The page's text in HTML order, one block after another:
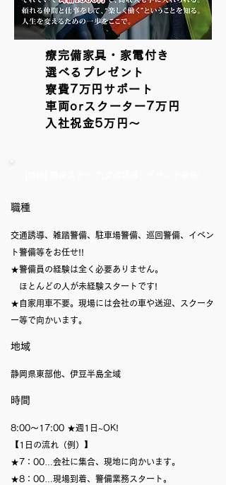
療完備家具・家電付き
選べるプレゼント
寮費7万円サポート
車両orスクーター7万円
入社祝金5万円〜
​職種
交通誘導、雑踏警備、駐車場警備、巡回警備、イベン
ト警備等をお任せ!!
★警備員の経験は全く必要ありません。
ほとんどの人が未経験スタートです!
★自家用車不要。現場には会社の車や送迎、スクータ
ー等で向かいます。
地域
静岡県東部他、伊豆半島全域
時間
8:00〜17:00 ★週1日~OK!
【1日の流れ（例）】
★7：00…会社に集合、現地に向かいます。
★8：00…現場到着、警備業務スタート。